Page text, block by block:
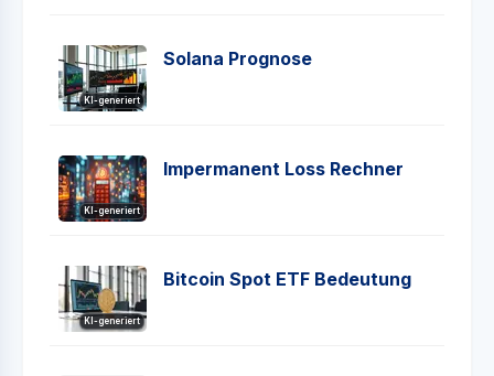
KI-generiert
Solana Prognose
KI-generiert
Impermanent Loss Rechner
KI-generiert
Bitcoin Spot ETF Bedeutung